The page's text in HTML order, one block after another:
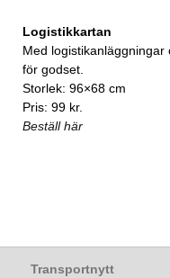
Logistikkartan
Med
för godset.
Storlek: 96×68 cm
Pris: 99 kr.
Beställ här
Transportnytt